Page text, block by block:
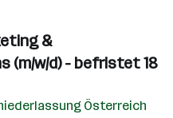
&
(m/w/d) - befristet 18
Österreich